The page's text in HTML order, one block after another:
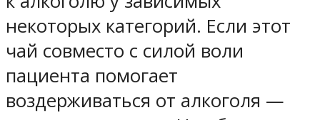
некоторых категорий. Если этот
чай совместо с силой воли
пациента помогает
воздерживаться от алкоголя —